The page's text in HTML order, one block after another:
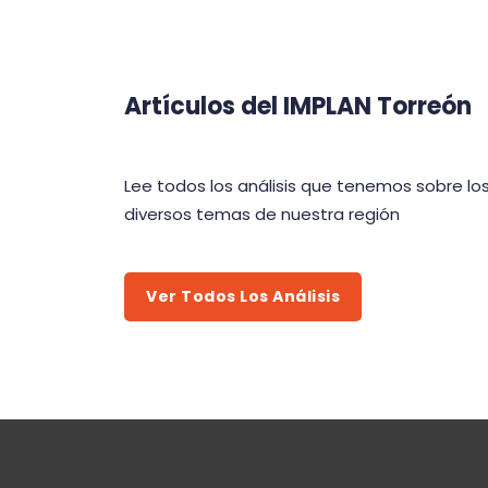
Artículos del IMPLAN Torreón
Lee todos los análisis que tenemos sobre
diversos temas de nuestra región
Ver Todos Los Análisis